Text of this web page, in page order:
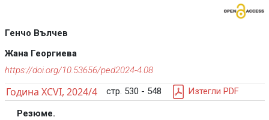
Генчо Вълчев
Жана Георгиева
https://doi.org/10.53656/ped2024-4.08
Година XCVI, 2024/4 стр. 530 - 548 Изтегли PDF
Резюме.